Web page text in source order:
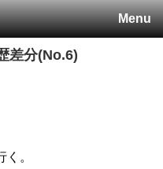
Menu
差分(No.6)
く。